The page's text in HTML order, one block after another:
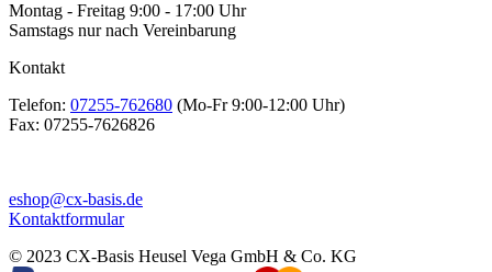
Montag - Freitag 9:00 - 17:00 Uhr
Samstags nur nach Vereinbarung
Kontakt
Telefon: 07255-762680 (Mo-Fr 9:00-12:00 Uhr)
Fax: 07255-7626826
eshop@cx-basis.de
Kontaktformular
© 2023 CX-Basis Heusel Vega GmbH & Co. KG